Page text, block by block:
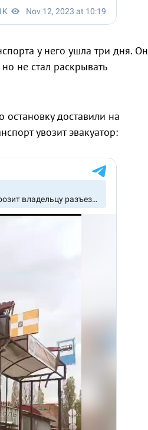
у него ушла три дня. Он
не стал раскрывать
доставили на
увозит эвакуатор: